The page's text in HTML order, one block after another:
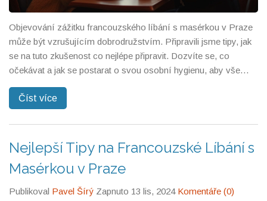
Objevování zážitku francouzského líbání s masérkou v Praze
může být vzrušujícím dobrodružstvím. Připravili jsme tipy, jak
se na tuto zkušenost co nejlépe připravit. Dozvíte se, co
očekávat a jak se postarat o svou osobní hygienu, aby vše
by vás mohly překvapit. Je důležité mít otevřenou mysl a
Číst více
Nejlepší Tipy na Francouzské Líbání s
Masérkou v Praze
Publikoval Pavel Šírý Zapnuto 13 lis, 2024 Komentáře (0)